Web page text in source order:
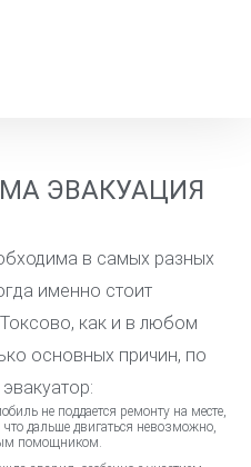
ЭВАКУАЦИЯ
в самых разных
именно стоит
как и в любом
основных причин, по
не поддается ремонту на месте,
дальше двигаться невозможно,
помощником.